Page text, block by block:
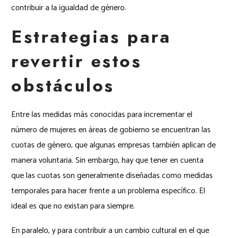
contribuir a la igualdad de género.
Estrategias para
revertir estos
obstáculos
Entre las medidas más conocidas para incrementar el
número de mujeres en áreas de gobierno se encuentran las
cuotas de género, que algunas empresas también aplican de
manera voluntaria. Sin embargo, hay que tener en cuenta
que las cuotas son generalmente diseñadas como medidas
temporales para hacer frente a un problema específico. El
ideal es que no existan para siempre.
En paralelo, y para contribuir a un cambio cultural en el que